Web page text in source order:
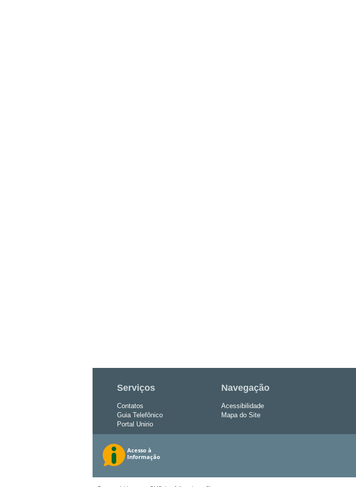
Serviços
Contatos
Guia Telefônico
Portal Unirio
Navegação
Acessibilidade
Mapa do Site